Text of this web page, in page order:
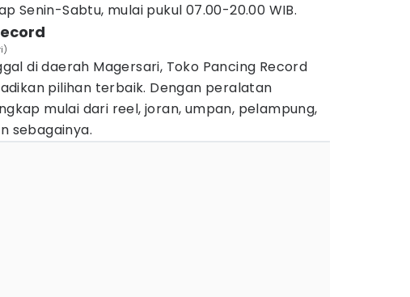
Senin-Sabtu, mulai pukul 07.00-20.00 WIB.
di daerah Magersari, Toko Pancing Record
pilihan terbaik. Dengan peralatan
mulai dari reel, joran, umpan, pelampung,
sebagainya.